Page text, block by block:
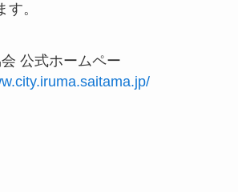
。
公式ホームペー